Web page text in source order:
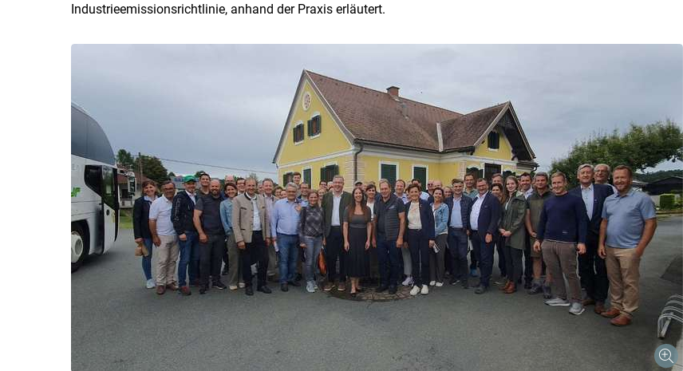
Industrieemissionsrichtlinie, anhand der Praxis erläutert.